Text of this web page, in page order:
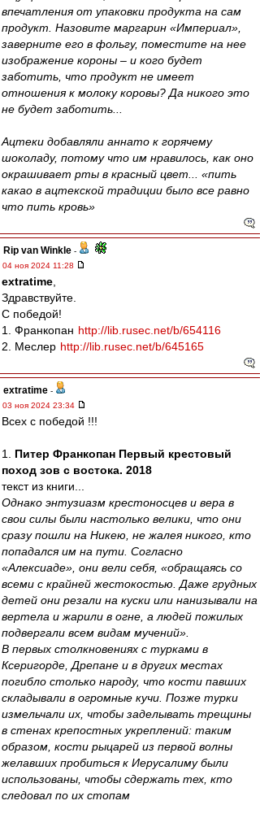
впечатления от упаковки продукта на сам
продукт. Назовите маргарин «Империал»,
заверните его в фольгу, поместите на нее
изображение короны – и кого будет
заботить, что продукт не имеет
отношения к молоку коровы? Да никого это
не будет заботить...
Ацтеки добавляли аннато к горячему
шоколаду, потому что им нравилось, как оно
окрашивает рты в красный цвет... «пить
какао в ацтекской традиции было все равно
что пить кровь»
Rip van Winkle -
04 ноя 2024 11:28
extratime
Здравствуйте.
С победой!
1. Франкопан http://lib.rusec.net/b/654116
2. Меслер http://lib.rusec.net/b/645165
extratime -
03 ноя 2024 23:34
Всех с победой !!!
1. Питер Франкопан Первый крестовый
поход зов с востока. 2018
текст из книги...
Однако энтузиазм крестоносцев и вера в
свои силы были настолько велики, что они
сразу пошли на Никею, не жалея никого, кто
попадался им на пути. Согласно
«Алексиаде», они вели себя, «обращаясь со
всеми с крайней жестокостью. Даже грудных
детей они резали на куски или нанизывали на
вертела и жарили в огне, а людей пожилых
подвергали всем видам мучений».
В первых столкновениях с турками в
Ксеригорде, Дрепане и в других местах
погибло столько народу, что кости павших
складывали в огромные кучи. Позже турки
измельчали их, чтобы заделывать трещины
в стенах крепостных укреплений: таким
образом, кости рыцарей из первой волны
желавших пробиться к Иерусалиму были
использованы, чтобы сдержать тех, кто
следовал по их стопам